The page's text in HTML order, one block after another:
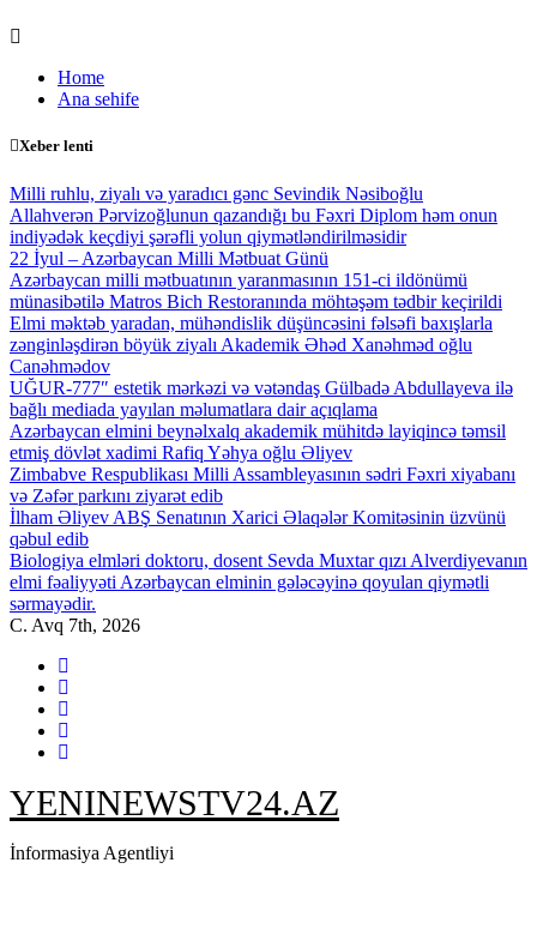
Skip
contentHome
Ana sehife
Xeber lenti
Milli ruhlu, ziyalı və yaradıcı gənc Sevindik Nəsiboğlu
Allahverən Pərvizoğlunun qazandığı bu Fəxri Diplom həm onun
indiyədək keçdiyi şərəfli yolun qiymətləndirilməsidir
22 İyul – Azərbaycan Milli Mətbuat Günü
Azərbaycan milli mətbuatının yaranmasının 151-ci ildönümü
münasibətilə Matros Bich Restoranında möhtəşəm tədbir keçirildi
Elmi məktəb yaradan, mühəndislik düşüncəsini fəlsəfi baxışlarla
zənginləşdirən böyük ziyalı Akademik Əhəd Xanəhməd oğlu
Canəhmədov
UĞUR-777″ estetik mərkəzi və vətəndaş Gülbadə Abdullayeva ilə
bağlı mediada yayılan məlumatlara dair açıqlama
Azərbaycan elmini beynəlxalq akademik mühitdə layiqincə təmsil
etmiş dövlət xadimi Rafiq Yəhya oğlu Əliyev
Zimbabve Respublikası Milli Assambleyasının sədri Fəxri xiyabanı
və Zəfər parkını ziyarət edib
İlham Əliyev ABŞ Senatının Xarici Əlaqələr Komitəsinin üzvünü
qəbul edib
Biologiya elmləri doktoru, dosent Sevda Muxtar qızı Alverdiyevanın
elmi fəaliyyəti Azərbaycan elminin gələcəyinə qoyulan qiymətli
sərmayədir.
C. Avq 7th, 2026
YENINEWSTV24.AZ
İnformasiya Agentliyi